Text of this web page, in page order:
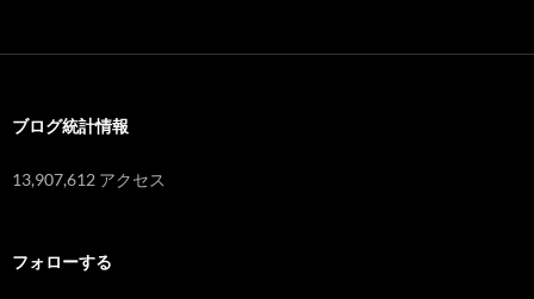
ブログ統計情報
13,907,612 アクセス
フォローする